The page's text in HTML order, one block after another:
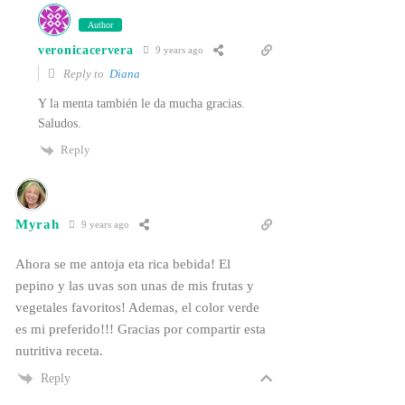
Author
veronicacervera 9 years ago
Reply to Diana
Y la menta también le da mucha gracias.
Saludos.
Reply
Myrah 9 years ago
Ahora se me antoja eta rica bebida! El
pepino y las uvas son unas de mis frutas y
vegetales favoritos! Ademas, el color verde
es mi preferido!!! Gracias por compartir esta
nutritiva receta.
Reply